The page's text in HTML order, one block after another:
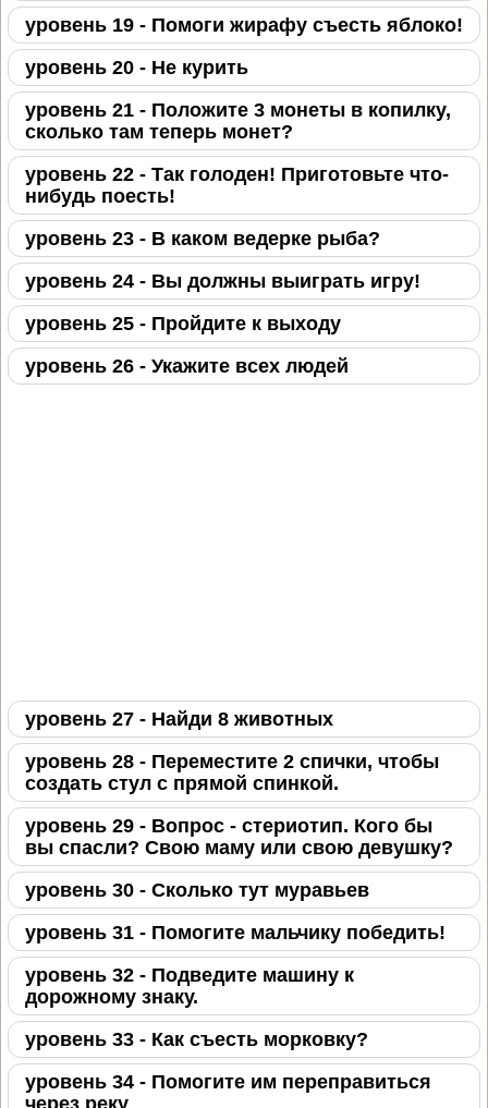
уровень 19 - Помоги жирафу съесть яблоко!
уровень 20 - Не курить
уровень 21 - Положите 3 монеты в копилку,
сколько там теперь монет?
уровень 22 - Так голоден! Приготовьте что-
нибудь поесть!
уровень 23 - В каком ведерке рыба?
уровень 24 - Вы должны выиграть игру!
уровень 25 - Пройдите к выходу
уровень 26 - Укажите всех людей
уровень 27 - Найди 8 животных
уровень 28 - Переместите 2 спички, чтобы
создать стул с прямой спинкой.
уровень 29 - Вопрос - стериотип. Кого бы
вы спасли? Свою маму или свою девушку?
уровень 30 - Сколько тут муравьев
уровень 31 - Помогите мальчику победить!
уровень 32 - Подведите машину к
дорожному знаку.
уровень 33 - Как съесть морковку?
уровень 34 - Помогите им переправиться
через реку